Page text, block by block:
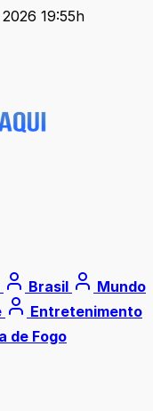
19:55h
Brasil
Mundo
Entretenimento
de Fogo